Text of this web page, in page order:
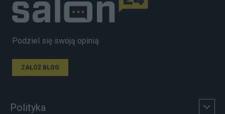
Podziel się swoją opinią
ZAŁÓŻ BLOG
Polityka